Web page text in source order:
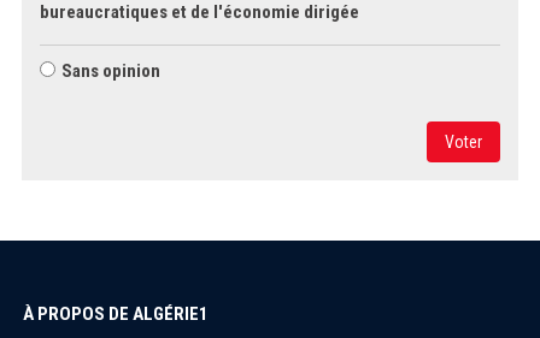
bureaucratiques et de l'économie dirigée
Sans opinion
Voter
À PROPOS DE ALGÉRIE1